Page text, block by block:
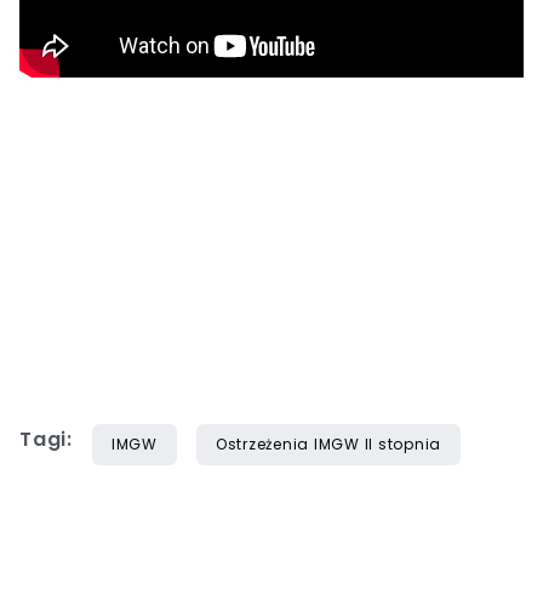
Tagi: IMGW Ostrzeżenia IMGW II stopnia